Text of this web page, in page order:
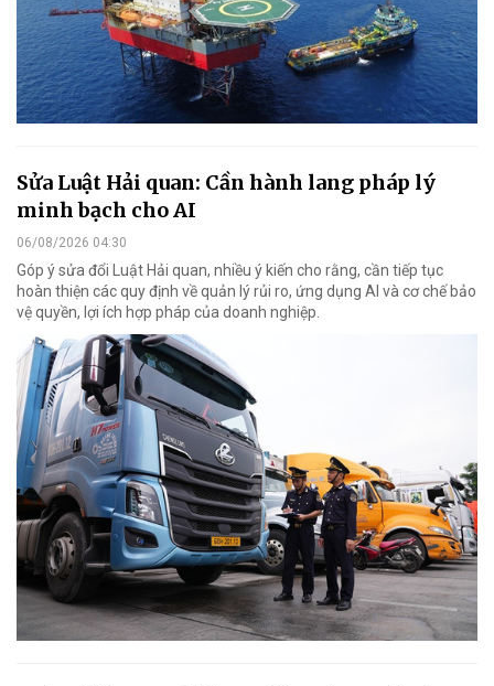
Sửa Luật Hải quan: Cần hành lang pháp lý
minh bạch cho AI
06/08/2026 04:30
Góp ý sửa đổi Luật Hải quan, nhiều ý kiến cho rằng, cần tiếp tục
hoàn thiện các quy định về quản lý rủi ro, ứng dụng AI và cơ chế bảo
vệ quyền, lợi ích hợp pháp của doanh nghiệp.